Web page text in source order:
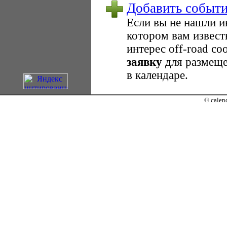
Добавить
Если вы не нашли
котором вам
интерес оff-road
заявку для
в календаре.
©